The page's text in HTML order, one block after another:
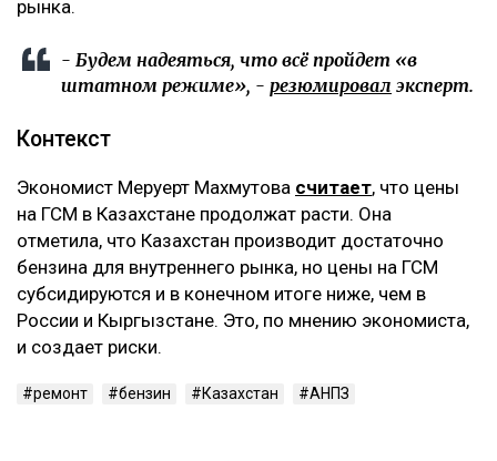
рынка.
- Будем надеяться, что всё пройдет «в
штатном режиме», - резюмировал эксперт.
Контекст
Экономист Меруерт Махмутова считает, что цены
на ГСМ в Казахстане продолжат расти. Она
отметила, что Казахстан производит достаточно
бензина для внутреннего рынка, но цены на ГСМ
субсидируются и в конечном итоге ниже, чем в
России и Кыргызстане. Это, по мнению экономиста,
и создает риски.
ремонт бензин Казахстан АНПЗ